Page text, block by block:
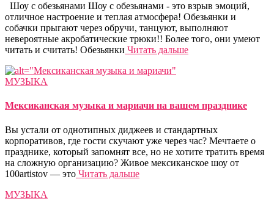
Шоу с обезьянами Шоу с обезьянами - это взрыв эмоций,
отличное настроение и теплая атмосфера! Обезьянки и
собачки прыгают через обручи, танцуют, выполняют
невероятные акробатические трюки!! Более того, они умеют
читать и считать! Обезьянки Читать дальше
МУЗЫКА
Мексиканская музыка и мариачи на вашем празднике
Вы устали от однотипных диджеев и стандартных
корпоративов, где гости скучают уже через час? Мечтаете о
празднике, который запомнят все, но не хотите тратить время
на сложную организацию? Живое мексиканское шоу от
100artistov — это Читать дальше
МУЗЫКА